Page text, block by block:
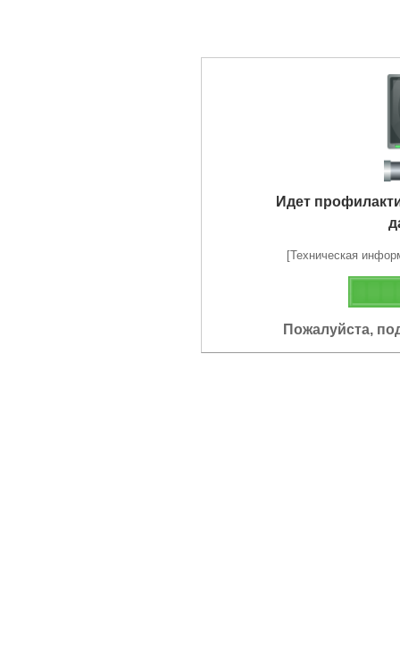
Идет
[Техническая
Пожалуйста,